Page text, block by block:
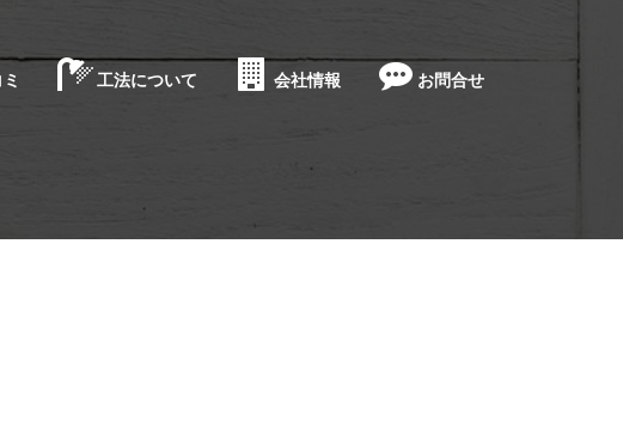
工法について 会社情報 お問合せ